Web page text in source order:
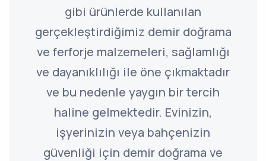
gibi ürünlerde kullanılan
gerçekleştirdiğimiz demir doğrama
ve ferforje malzemeleri, sağlamlığı
ve dayanıklılığı ile öne çıkmaktadır
ve bu nedenle yaygın bir tercih
haline gelmektedir. Evinizin,
işyerinizin veya bahçenizin
güvenliği için demir doğrama ve